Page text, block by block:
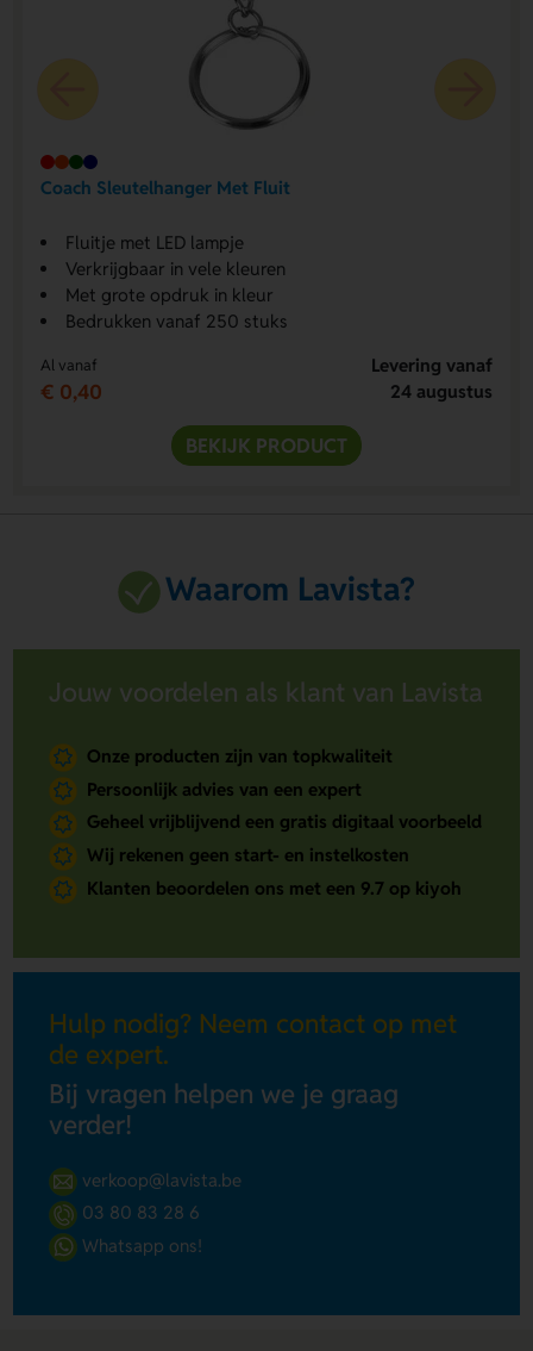
Coach Sleutelhanger Met Fluit
Fluitje met LED lampje
Verkrijgbaar in vele kleuren
Met grote opdruk in kleur
Bedrukken vanaf 250 stuks
Al vanaf
€ 0,40
Levering vanaf
24 augustus
BEKIJK PRODUCT
Waarom Lavista?
Jouw voordelen als klant van Lavista
Onze producten zijn van topkwaliteit
Persoonlijk advies van een expert
Geheel vrijblijvend een gratis digitaal voorbeeld
Wij rekenen geen start- en instelkosten
Klanten beoordelen ons met een 9.7 op kiyoh
Hulp nodig? Neem contact op met
de expert.
Bij vragen helpen we je graag
verder!
verkoop@lavista.be
03 80 83 28 6
Whatsapp ons!